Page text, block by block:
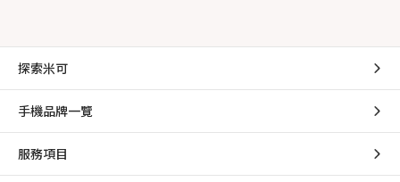
探索米可
手機品牌一覽
服務項目